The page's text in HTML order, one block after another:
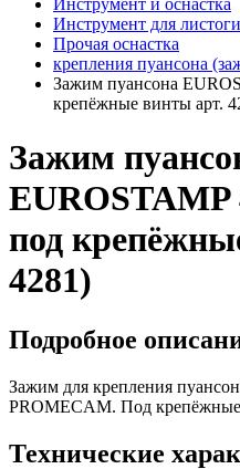
Инструмент и оснастка
Инструмент для
Прочая оснастка
крепления пуансона
Зажим пуансона
крепёжные винты арт.
Зажим
EUROSTAMP
под
4281)
Подробное
Зажим для крепления
PROMECAM. Под
Технические